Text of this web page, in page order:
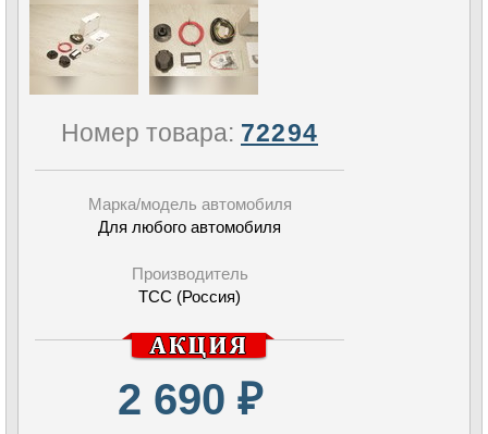
Номер товара: 72294
Марка/модель автомобиля
Для любого автомобиля
Производитель
TCC (Россия)
2 690 ₽